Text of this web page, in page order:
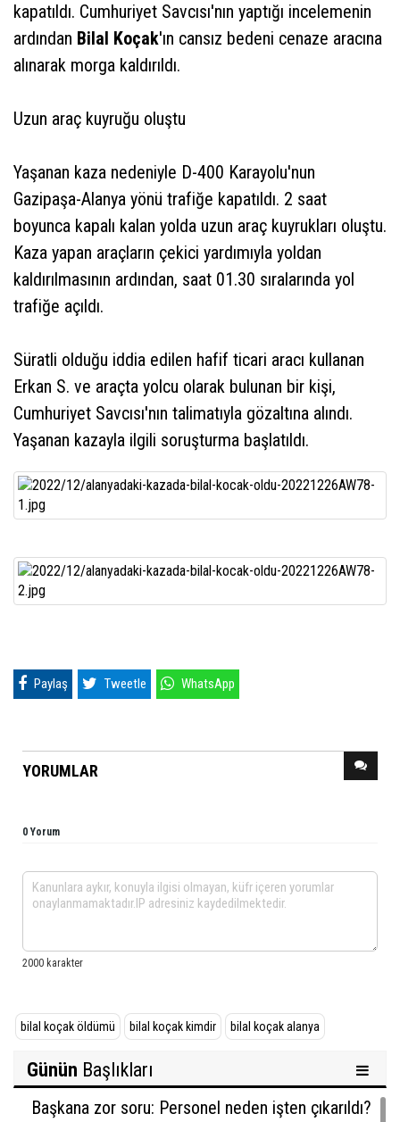
kapatıldı. Cumhuriyet Savcısı'nın yaptığı incelemenin
ardından Bilal Koçak'ın cansız bedeni cenaze aracına
alınarak morga kaldırıldı.
Uzun araç kuyruğu oluştu
Yaşanan kaza nedeniyle D-400 Karayolu'nun
Gazipaşa-Alanya yönü trafiğe kapatıldı. 2 saat
boyunca kapalı kalan yolda uzun araç kuyrukları oluştu.
Kaza yapan araçların çekici yardımıyla yoldan
kaldırılmasının ardından, saat 01.30 sıralarında yol
trafiğe açıldı.
Süratli olduğu iddia edilen hafif ticari aracı kullanan
Erkan S. ve araçta yolcu olarak bulunan bir kişi,
Cumhuriyet Savcısı'nın talimatıyla gözaltına alındı.
Yaşanan kazayla ilgili soruşturma başlatıldı.
Paylaş Tweetle WhatsApp
YORUMLAR
0 Yorum
bilal koçak öldümü bilal koçak kimdir bilal koçak alanya
Günün Başlıkları
Başkana zor soru: Personel neden işten çıkarıldı?